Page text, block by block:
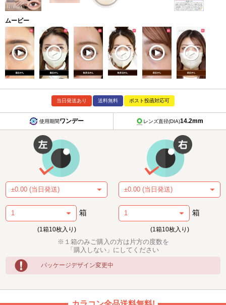
ムービー
当日発送あり 送料無料 ポスト投函対応可
使用期間ワンデー レンズ直径(DIA)14.2mm
箱
(1箱10枚入り)
箱
(1箱10枚入り)
※１箱のみご購入の方は片方の度数を
「購入しない」にしてください
パッケージデザイン変更中